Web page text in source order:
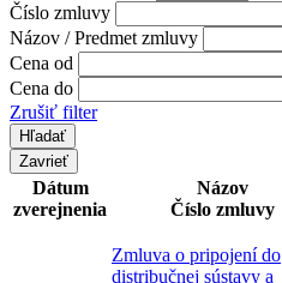
Číslo zmluvy
Názov / Predmet zmluvy
Cena od
Cena do
Zrušiť filter
Zavrieť
Dátum
zverejnenia
Názov
Číslo zmluvy
Zmluva o pripojení do
distribučnej sústavy a